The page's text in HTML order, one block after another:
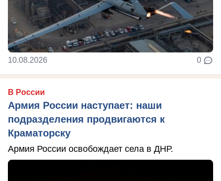
10.08.2026 0
В России
Армия России наступает: наши
подразделения продвигаются к
Краматорску
Армия России освобождает села в ДНР.